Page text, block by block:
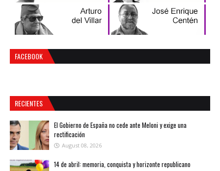
FACEBOOK
RECIENTES
El Gobierno de España no cede ante Meloni y exige una
rectificación
August 08, 2026
14 de abril: memoria, conquista y horizonte republicano